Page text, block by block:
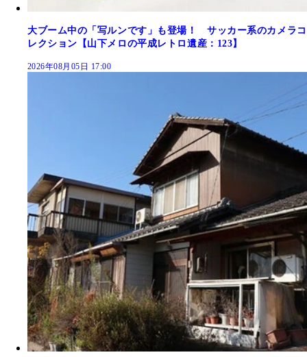
大ブーム中の「写ルンです」も登場！ サッカー系のカメラコ
レクション【山下メロの平成レトロ遺産：123】
2026年08月05日 17:00